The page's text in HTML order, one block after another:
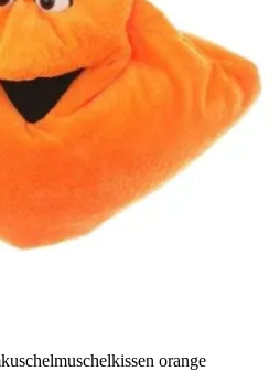
orange